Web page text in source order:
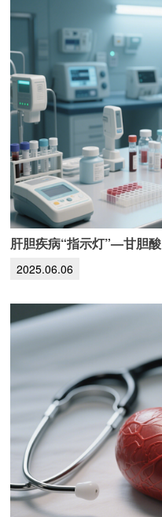
肝胆疾病“指示灯”—甘胆酸
2025.06.06